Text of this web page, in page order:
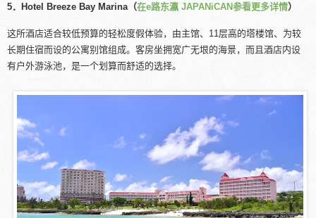
5．Hotel Breeze Bay Marina（在e路东瀛 JAPANiCAN参看更多详情）
这所酒店适合较低预算的轻松度假体验，由主馆、11层高的塔楼馆、为较
长期住宿而设的公寓别馆组成。客房坐拥宽广无垠的海景，而且酒店内设
有户外游泳池，是一个划算而舒适的选择。